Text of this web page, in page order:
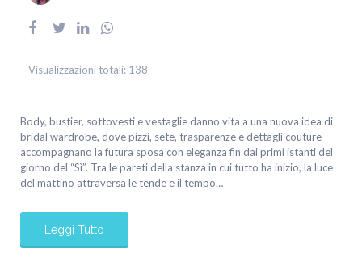
Visualizzazioni totali: 138
Body, bustier, sottovesti e vestaglie danno vita a una nuova idea di
bridal wardrobe, dove pizzi, sete, trasparenze e dettagli couture
accompagnano la futura sposa con eleganza fin dai primi istanti del
giorno del “Sì”. Tra le pareti della stanza in cui tutto ha inizio, la luce
del mattino attraversa le tende e il tempo…
Leggi Tutto